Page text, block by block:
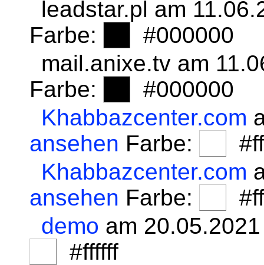
leadstar.pl am
Farbe:
#000000
mail.anixe.tv am
Farbe:
#000000
Khabbazcenter.com
ansehen Farbe:
Khabbazcenter.com
ansehen Farbe:
demo am
#ffffff